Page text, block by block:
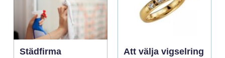
Städfirma
Att välja vigselring